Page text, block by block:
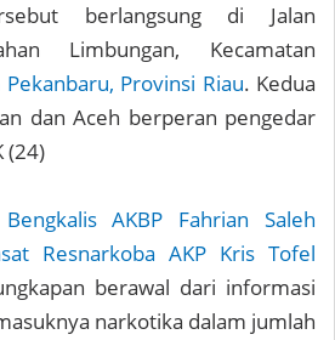
berlangsung di Jalan
Limbungan, Kecamatan
Pekanbaru, Provinsi Riau. Kedua
dan Aceh berperan pengedar
(24)
AKBP Fahrian Saleh
Resnarkoba AKP Kris Tofel
berawal dari informasi
narkotika dalam jumlah